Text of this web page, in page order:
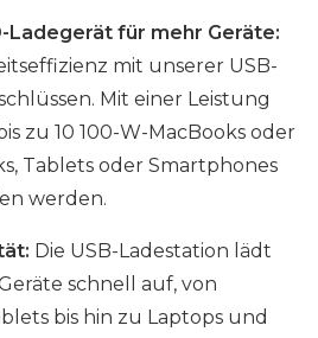
Ladegerät für mehr Geräte:
mit unserer USB-
Mit einer Leistung
zu 10 100-W-MacBooks oder
Tablets oder Smartphones
werden.
Die USB-Ladestation lädt
schnell auf, von
bis hin zu Laptops und